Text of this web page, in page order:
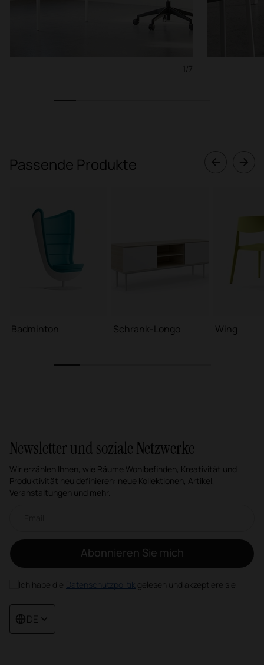
1/7
Passende Produkte
Badminton Schrank-Longo Wing
Newsletter und soziale Netzwerke
Wir erzählen Ihnen, wie Räume Wohlbefinden, Kreativität und
Produktivität neu definieren: neue Kollektionen, Artikel,
Veranstaltungen und mehr.
Abonnieren Sie mich
Ich habe die Datenschutzpolitik gelesen und akzeptiere sie
DE